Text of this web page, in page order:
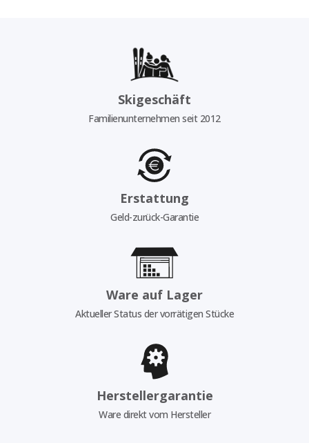
Skigeschäft
Familienunternehmen seit 2012
Erstattung
Geld-zurück-Garantie
Ware auf Lager
Aktueller Status der vorrätigen Stücke
Herstellergarantie
Ware direkt vom Hersteller